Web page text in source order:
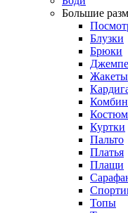
Большие
Блузки
Брюки
Жакеты
Куртки
Пальто
Платья
Плащи
Топы